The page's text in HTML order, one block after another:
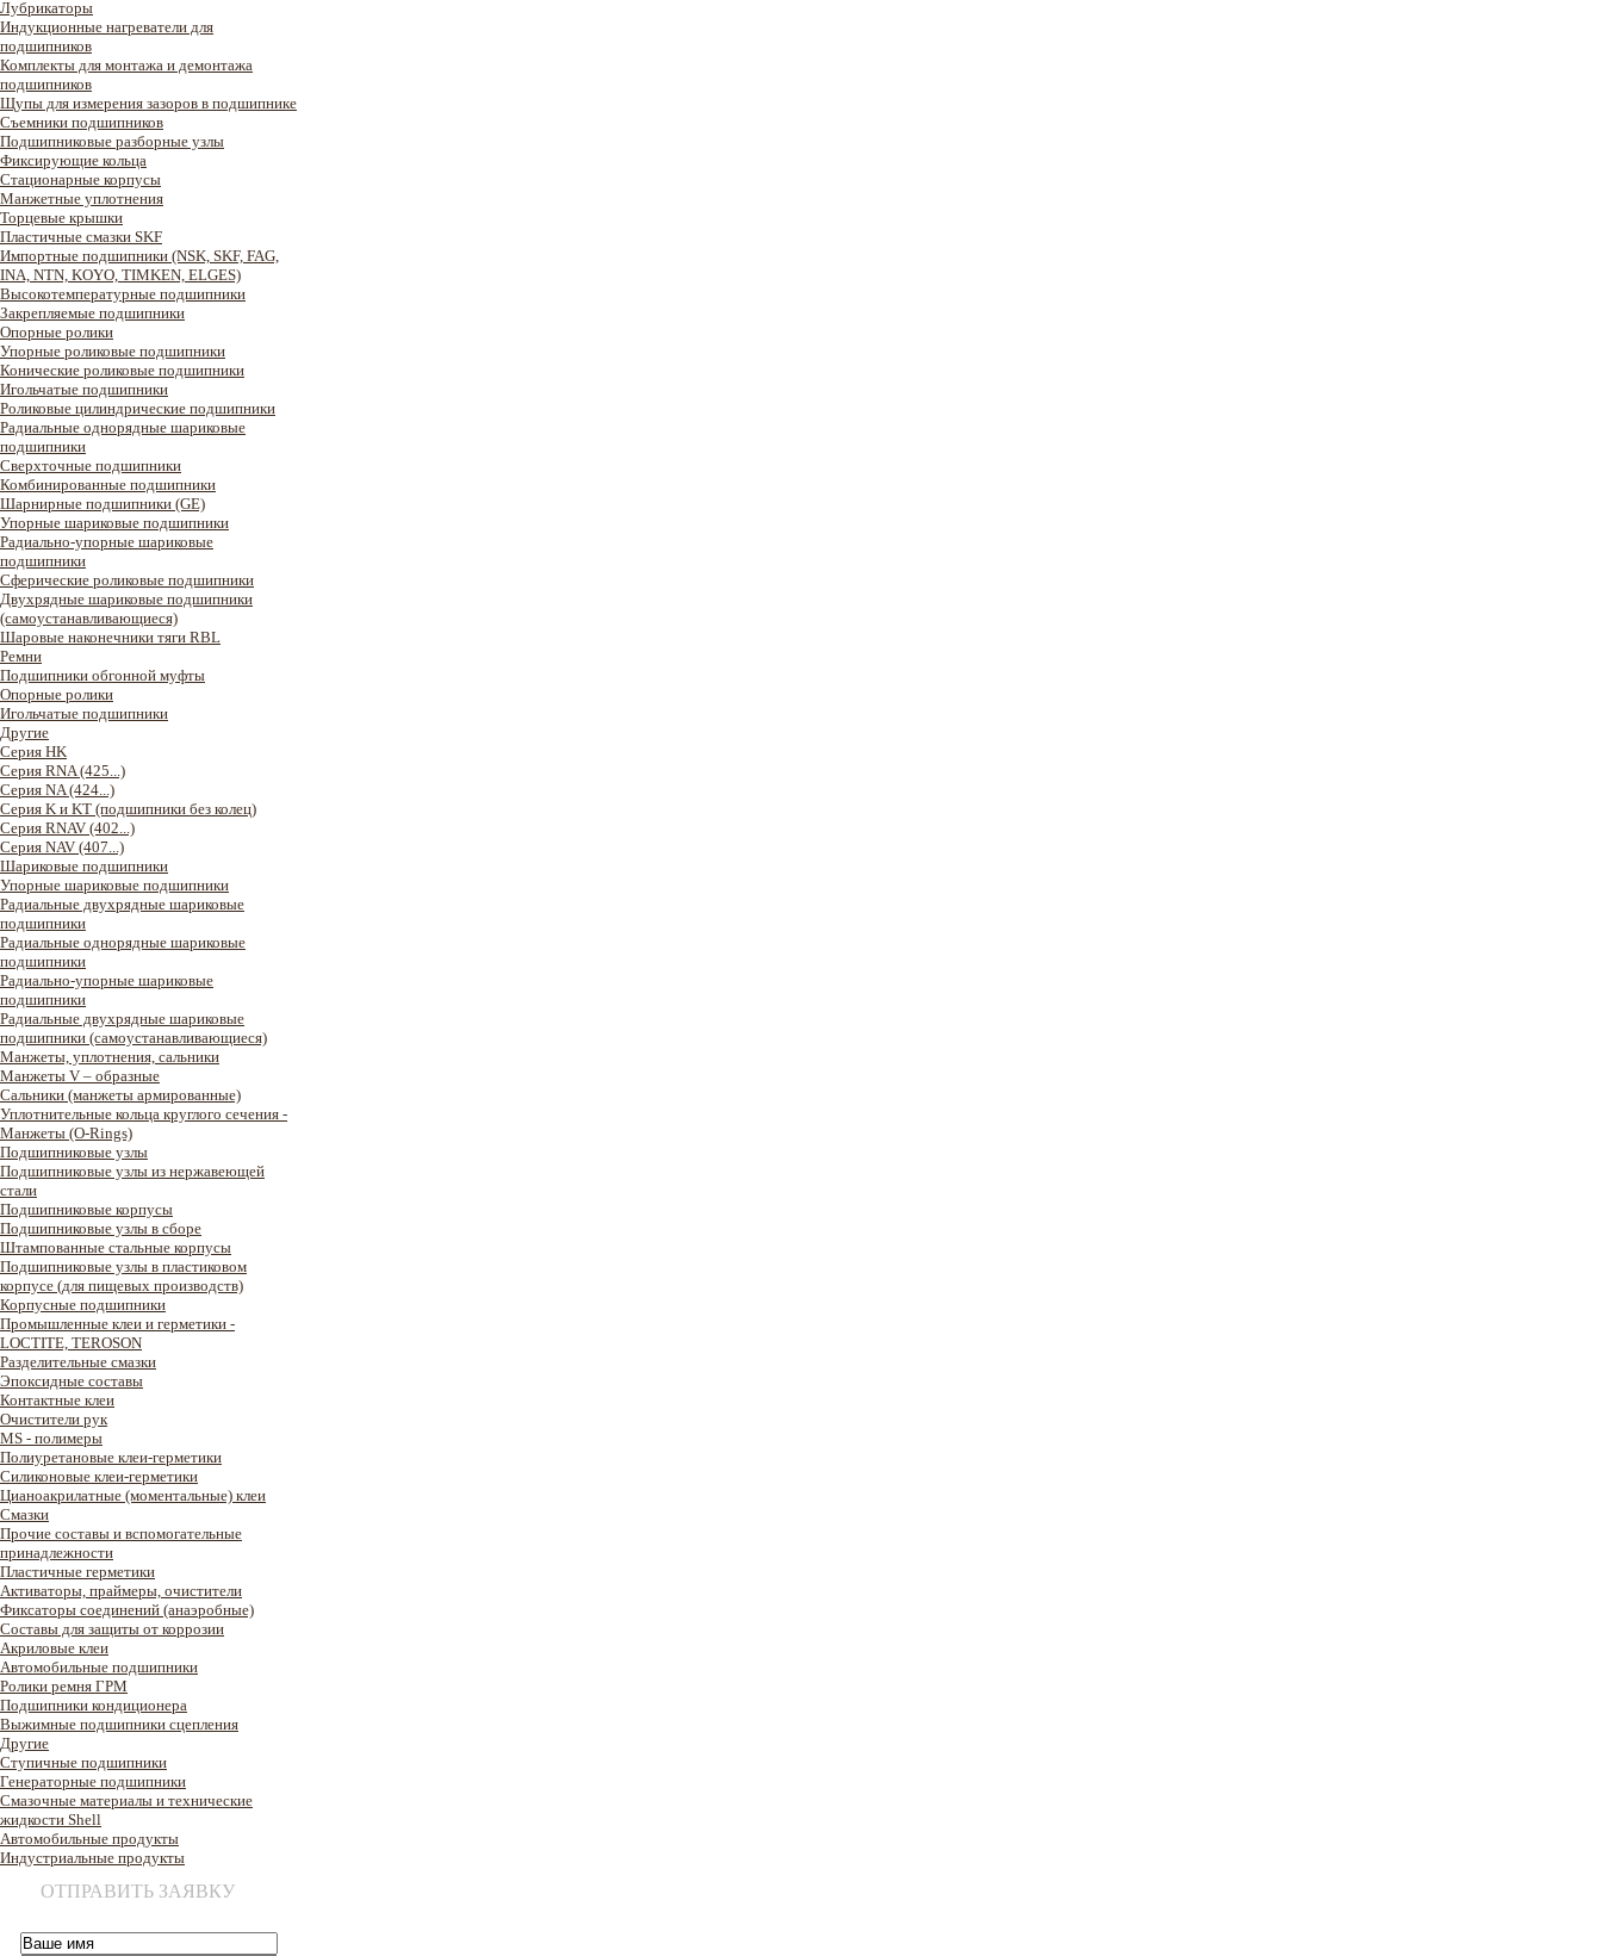
Лубрикаторы
Индукционные нагреватели для
подшипников
Комплекты для монтажа и демонтажа
подшипников
Щупы для измерения зазоров в подшипнике
Съемники подшипников
Подшипниковые разборные узлы
Фиксирующие кольца
Стационарные корпусы
Манжетные уплотнения
Торцевые крышки
Пластичные смазки SKF
Импортные подшипники (NSK, SKF, FAG,
INA, NTN, KOYO, TIMKEN, ELGES)
Высокотемпературные подшипники
Закрепляемые подшипники
Опорные ролики
Упорные роликовые подшипники
Конические роликовые подшипники
Игольчатые подшипники
Роликовые цилиндрические подшипники
Радиальные однорядные шариковые
подшипники
Сверхточные подшипники
Комбинированные подшипники
Шарнирные подшипники (GE)
Упорные шариковые подшипники
Радиально-упорные шариковые
подшипники
Сферические роликовые подшипники
Двухрядные шариковые подшипники
(самоустанавливающиеся)
Шаровые наконечники тяги RBL
Ремни
Подшипники обгонной муфты
Опорные ролики
Игольчатые подшипники
Другие
Серия HK
Серия RNA (425...)
Серия NA (424...)
Серия K и KT (подшипники без колец)
Серия RNAV (402...)
Серия NAV (407...)
Шариковые подшипники
Упорные шариковые подшипники
Радиальные двухрядные шариковые
подшипники
Радиальные однорядные шариковые
подшипники
Радиально-упорные шариковые
подшипники
Радиальные двухрядные шариковые
подшипники (самоустанавливающиеся)
Манжеты, уплотнения, сальники
Манжеты V – образные
Сальники (манжеты армированные)
Уплотнительные кольца круглого сечения -
Манжеты (O-Rings)
Подшипниковые узлы
Подшипниковые узлы из нержавеющей
стали
Подшипниковые корпусы
Подшипниковые узлы в сборе
Штампованные стальные корпусы
Подшипниковые узлы в пластиковом
корпусе (для пищевых производств)
Корпусные подшипники
Промышленные клеи и герметики -
LOCTITE, TEROSON
Разделительные смазки
Эпоксидные составы
Контактные клеи
Очистители рук
MS - полимеры
Полиуретановые клеи-герметики
Силиконовые клеи-герметики
Цианоакрилатные (моментальные) клеи
Смазки
Прочие составы и вспомогательные
принадлежности
Пластичные герметики
Активаторы, праймеры, очистители
Фиксаторы соединений (анаэробные)
Составы для защиты от коррозии
Акриловые клеи
Автомобильные подшипники
Ролики ремня ГРМ
Подшипники кондиционера
Выжимные подшипники сцепления
Другие
Ступичные подшипники
Генераторные подшипники
Смазочные материалы и технические
жидкости Shell
Автомобильные продукты
Индустриальные продукты
ОТПРАВИТЬ ЗАЯВКУ